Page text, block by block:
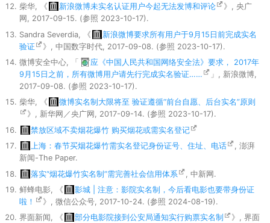
柴华, 《
新浪微博未实名认证用户今起无法发博和评论
》, 央广
网, 2017-09-15. (参照 2023-10-17).
Sandra Severdia, 《
新浪微博要求所有用户于9月15日前完成实名
验证
》, 中国数字时代, 2017-09-08. (参照 2023-10-17).
微博安全中心, 「
应《中国人民共和国网络安全法》要求， 2017年
9月15日之前，所有微博用户请先行完成实名验证……
」, 新浪微博,
2017-09-08. (参照 2023-10-17).
柴华, 《
微博实名制大限将至 验证遵循“前台自愿、后台实名”原则
》, 新华网／央广网, 2017-09-14. (参照 2023-10-17).
禁放区域不卖烟花爆竹 购买烟花或需实名登记
上海：春节买烟花爆竹需实名登记身份证号、住址、电话
, 澎湃
新闻-The Paper.
落实“烟花爆竹实名制”需完善社会信用体系
, 中新网.
鲜蜂电影, 《
影城 | 注意：影院实名制，今后看电影也要带身份证
啦！
》, 微信公众号, 2017-10-24. (参照 2024-08-19).
界面新闻, 《
部分电影院接到公安局通知实行购票实名制
》, 界面